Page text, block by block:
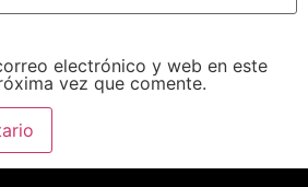
electrónico y web en este
vez que comente.